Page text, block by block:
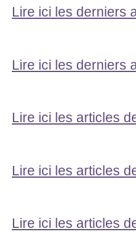
Lire ici les derniers
Lire ici les derniers
Lire ici les articles
Lire ici les articles
Lire ici les articles